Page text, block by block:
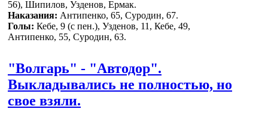
56), Шипилов, Узденов, Ермак.
Наказания: Антипенко, 65, Суродин, 67.
Голы: Кебе, 9 (с пен.), Узденов, 11, Кебе, 49,
Антипенко, 55, Суродин, 63.
"Волгарь" - "Автодор".
Выкладывались не полностью, но
свое взяли.